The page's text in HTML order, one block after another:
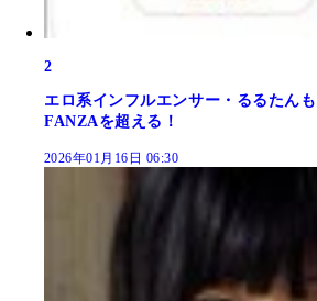
2
エロ系インフルエンサー・るるたん
FANZAを超える！
2026年01月16日 06:30